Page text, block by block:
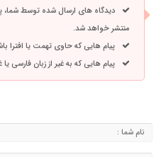
دیدگاه های ارسال شده توسط
منتشر خواهد شد.
پیام هایی که حاوی تهمت یا افترا
پیام هایی که به غیر از زبان فارسی